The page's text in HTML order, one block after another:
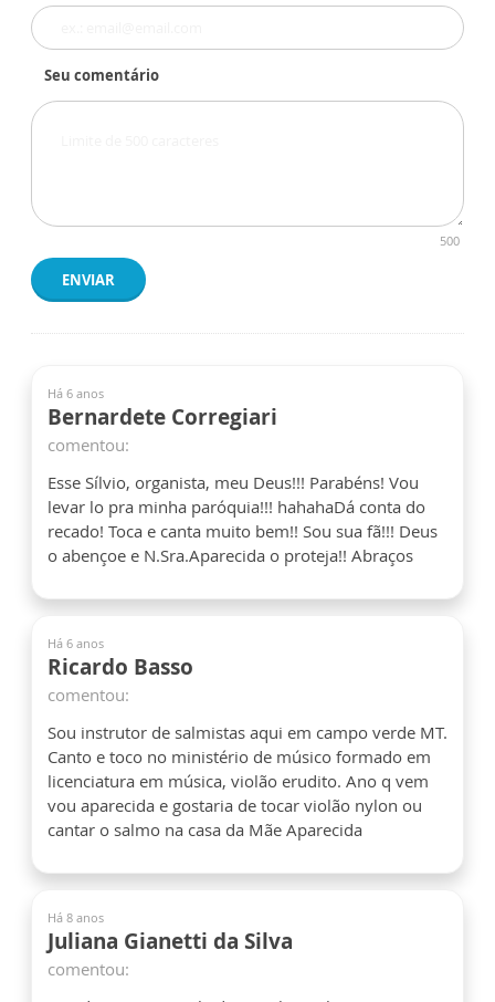
Seu comentário
500
ENVIAR
Há 6 anos
Bernardete Corregiari
comentou:
Esse Sílvio, organista, meu Deus!!! Parabéns! Vou
levar lo pra minha paróquia!!! hahahaDá conta do
recado! Toca e canta muito bem!! Sou sua fã!!! Deus
o abençoe e N.Sra.Aparecida o proteja!! Abraços
Há 6 anos
Ricardo Basso
comentou:
Sou instrutor de salmistas aqui em campo verde MT.
Canto e toco no ministério de músico formado em
licenciatura em música, violão erudito. Ano q vem
vou aparecida e gostaria de tocar violão nylon ou
cantar o salmo na casa da Mãe Aparecida
Há 8 anos
Juliana Gianetti da Silva
comentou: